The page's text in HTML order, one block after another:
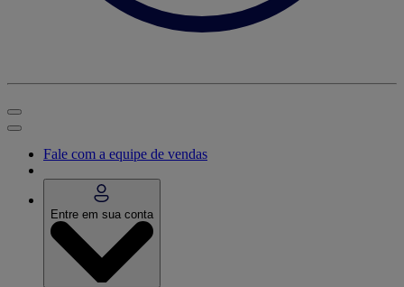
Fale com a equipe de vendas
Entre em sua conta